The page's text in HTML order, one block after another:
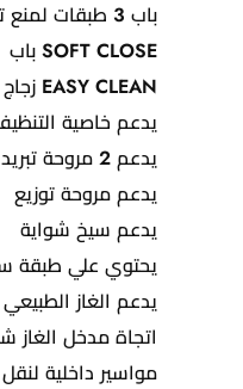
باب 3 طبقات لمنع تسريب الحرارة لخارج الوحده
SOFT CLOSE باب
EASY CLEAN زجاج
يدعم خاصية
يدعم 2 مروحة تبريد
يدعم مروحة توزيع
يدعم سيخ شواية
يحتوي علي طبقة
يدعم الغاز
اتجاة مدخل الغاز
مواسير داخلية